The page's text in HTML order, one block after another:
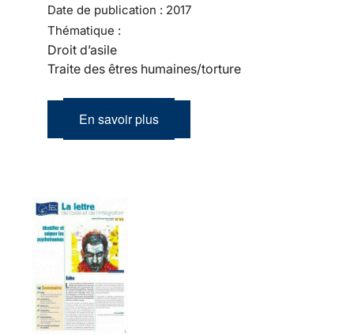
Date de publication : 2017
Thématique :
Droit d’asile
Traite des êtres humaines/torture
En savoir plus